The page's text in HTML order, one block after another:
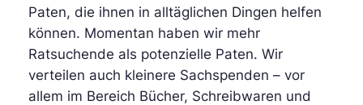
Paten, die ihnen in alltäglichen Dingen helfen
können. Momentan haben wir mehr
Ratsuchende als potenzielle Paten. Wir
verteilen auch kleinere Sachspenden – vor
allem im Bereich Bücher, Schreibwaren und